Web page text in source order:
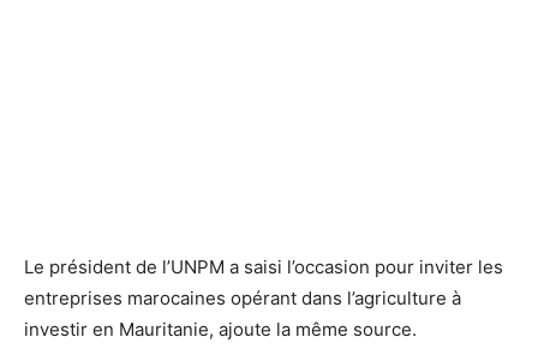
Le président de l’UNPM a saisi l’occasion pour inviter les
entreprises marocaines opérant dans l’agriculture à
investir en Mauritanie, ajoute la même source.